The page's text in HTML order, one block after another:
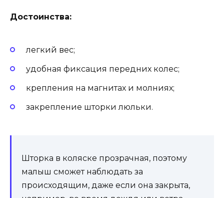
Достоинства:
легкий вес;
удобная фиксация передних колес;
крепления на магнитах и молниях;
закрепление шторки люльки.
Шторка в коляске прозрачная, поэтому
малыш сможет наблюдать за
происходящим, даже если она закрыта,